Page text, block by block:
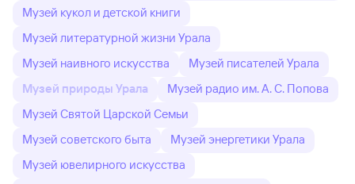
Музей кукол и детской книги
Музей литературной жизни Урала
Музей наивного искусства
Музей писателей Урала
Музей природы Урала
Музей радио им. А. С. Попова
Музей Святой Царской Семьи
Музей советского быта
Музей энергетики Урала
Музей ювелирного искусства